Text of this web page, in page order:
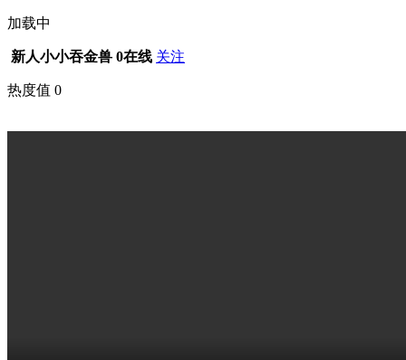
加载中
新人小小吞金兽 0在线 关注
热度值 0